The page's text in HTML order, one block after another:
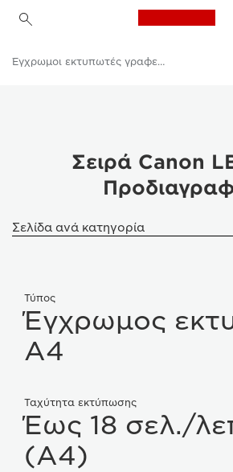
Επαγγελματικά προϊόντα
Επαγγελματικοί εκτυπωτές και μηχανήματα φαξ
Έγχρωμοι εκτυπωτές γραφείου
Σειρά Canon
Σελίδα ανά κατηγορία
Τύπος
Έγχρωμος
A4
Ταχύτητα εκτύπωσης
Έως 18 σελ./
(A4)